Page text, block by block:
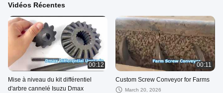
Vidéos Récentes
00:12
Mise à niveau du kit différentiel
d'arbre cannelé Isuzu Dmax
00:11
Custom Screw Conveyor for Farms
March 20, 2026